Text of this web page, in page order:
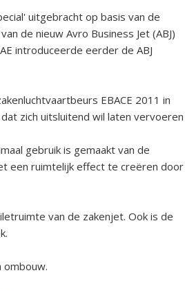
uitgebracht op basis van de
de nieuw Avro Business Jet (ABJ)
introduceerde eerder de ABJ
EBACE 2011 in
zich uitsluitend wil laten vervoeren
gebruik is gemaakt van de
een ruimtelijk effect te creëren door
van de zakenjet. Ook is de
ombouw.